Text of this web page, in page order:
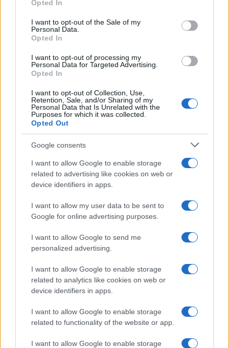
use your data for below specified purposes in below Google
consent section.
Opted In
I want to opt-out of the Sale of my
Personal Data.
Opted In
I want to opt-out of processing my
Personal Data for Targeted Advertising.
Opted In
I want to opt-out of Collection, Use,
Retention, Sale, and/or Sharing of my
Personal Data that Is Unrelated with the
Purposes for which it was collected.
Opted Out
Google consents
I want to allow Google to enable storage
related to advertising like cookies on web or
device identifiers in apps.
I want to allow my user data to be sent to
Google for online advertising purposes.
I want to allow Google to send me
personalized advertising.
I want to allow Google to enable storage
related to analytics like cookies on web or
device identifiers in apps.
I want to allow Google to enable storage
related to functionality of the website or app.
I want to allow Google to enable storage